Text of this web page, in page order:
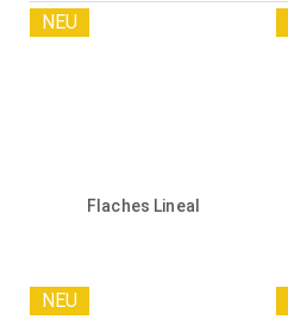
Flaches Lineal
NEU
NEU